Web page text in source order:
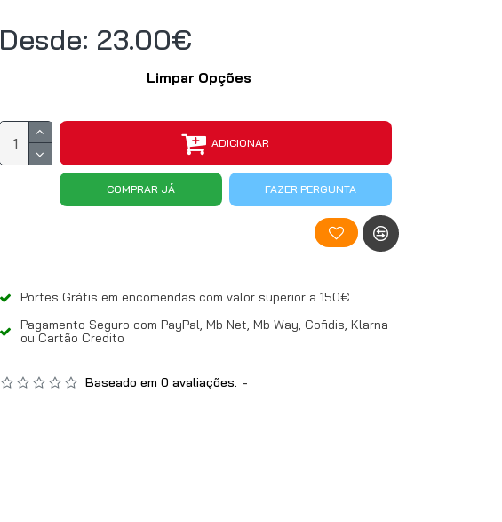
Portes Grátis em encomendas com valor superior a 150€
Pagamento Seguro com PayPal, Mb Net, Mb Way, Cofidis, Klarna
ou Cartão Credito
Baseado em 0 avaliações. -
Desde: 23.00€
Limpar Opções
ADICIONAR
COMPRAR JÁ FAZER PERGUNTA